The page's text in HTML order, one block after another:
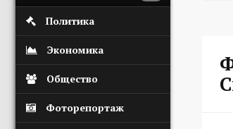
Политика
Экономика
Общество
Фоторепортаж